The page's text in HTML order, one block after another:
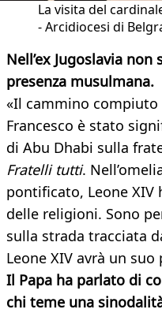
La visita del
- Arcidiocesi di
Nell’ex Jugoslavia
presenza musulmana.
«Il cammino
Francesco è stato
di Abu Dhabi sulla
Fratelli tutti.
pontificato, Leone XIV
delle religioni. Sono
sulla strada tracciata
Leone XIV avrà un
Il Papa ha parlato di
chi teme una